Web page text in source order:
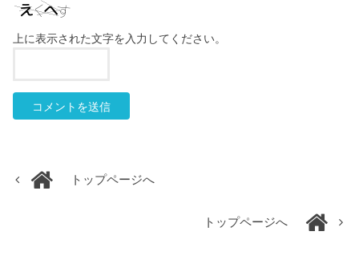
上に表示された文字を入力してください。
トップページへ
トップページへ